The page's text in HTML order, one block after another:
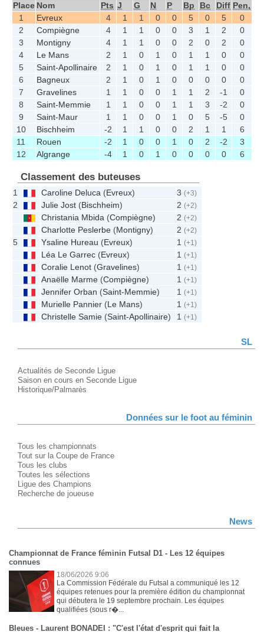
Place Nom Pts J G N P Bp Bc Diff Pen,
1
Evreux 4 1 1 0 0 5 0 5
0
2
Compiègne 4 1 1 0 0 3 1 2
0
3
Montigny 4 1 1 0 0 2 0 2
0
4
Le Mans 2 1 0 1 0 1 1 0
0
5
Saint-Apollinaire 2 1 0 1 0 1 1 0
0
6
Bagneux 2 1 0 1 0 0 0 0
0
7
Gravelines 1 1 0 0 1 1 2 -1
0
8
Saint-Memmie 1 1 0 0 1 1 3 -2
0
9
Saint-Maur 1 1 0 0 1 0 5 -5
0
10
Bischheim -2 1 1 0 0 2 1 1
6
11
Rouen -2 1 0 0 1 0 2 -2
3
12
Algrange -4 1 0 1 0 0 0 0 6
Classement des buteuses
1 Caroline Deluca (Evreux) 3(+3)
2 Julie Jost (Bischheim) 2(+2)
Christania Mbida (Compiègne) 2(+2)
Charlotte Peslerbe (Montigny) 2(+2)
5 Ysaline Hureau (Evreux) 1(+1)
Léa Le Garrec (Evreux) 1(+1)
Coralie Lenot (Gravelines) 1(+1)
Anaëlle Marme (Compiègne) 1(+1)
Jennifer Orban (Saint-Memmie) 1(+1)
Murielle Pannier (Le Mans) 1(+1)
Christelle Samie (Saint-Apollinaire) 1(+1)
SL
Actualités de Seconde Ligue
Saison en cours en Seconde Ligue
Historique/Palmarès
Données sur le foot au féminin
Tous les championnats
Tout sur la Coupe de France
Tous les clubs
Toutes les sélections
Ligue des Champions
Recherche de joueuse
News
Championnat de France féminin Futsal D1 - Les 12 équipes
connues
18/06/2026 9:06
La Commission Fédérale du Futsal a communiqué les 12
équipes retenues pour la première édition du championnat
qui débutera le 19 septembre prochain. Les équipes
qualifiées (sous r�...
Bleues - Laurent BONADEI : "C'est l'état d'esprit qui fait la